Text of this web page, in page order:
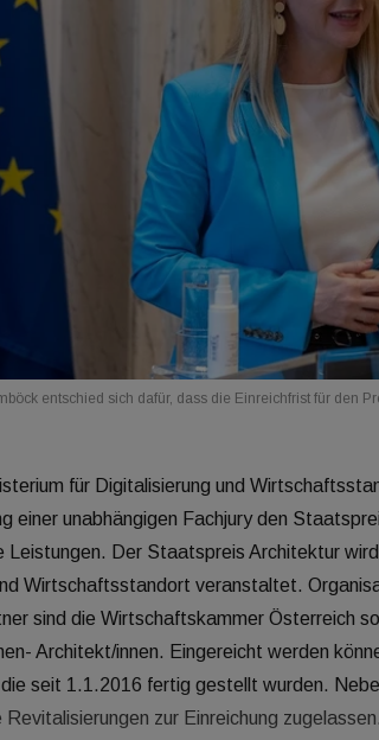
entschied sich dafür, dass die Einreichfrist für den
für Digitalisierung und
einer unabhängigen Fachjury den
Leistungen. Der Staatspreis Architektur
Wirtschaftsstandort veranstaltet.
sind die Wirtschaftskammer Österreich
Architekt/innen. Eingereicht werden
die seit 1.1.2016 fertig gestellt wurden.
zur Einreichung